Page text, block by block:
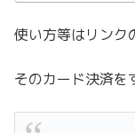
使い方等はリンク
そのカード決済を